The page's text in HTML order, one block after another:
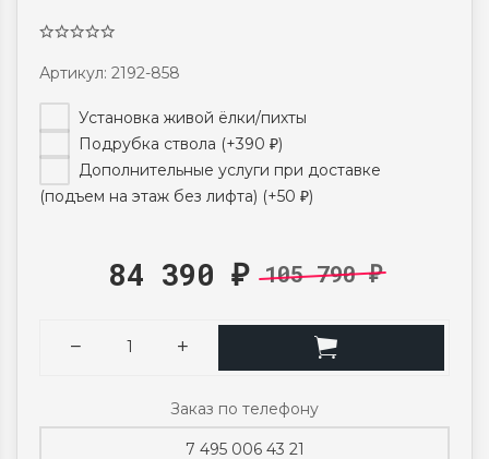
Артикул: 2192-858
Установка живой ёлки/пихты
Подрубка ствола (+390 ₽)
Дополнительные услуги при доставке
(подъем на этаж без лифта) (+50 ₽)
84 390 ₽ 105 790₽
Заказ по телефону
7 495 006 43 21